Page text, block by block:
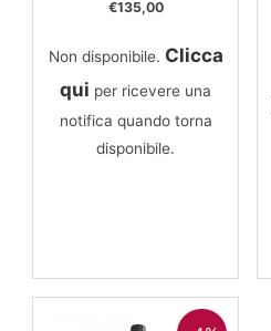
€135,00
Non disponibile. Clicca
qui per ricevere una
notifica quando torna
disponibile.